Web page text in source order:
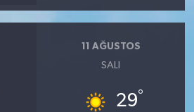
11 AĞUSTOS
SALI
29°